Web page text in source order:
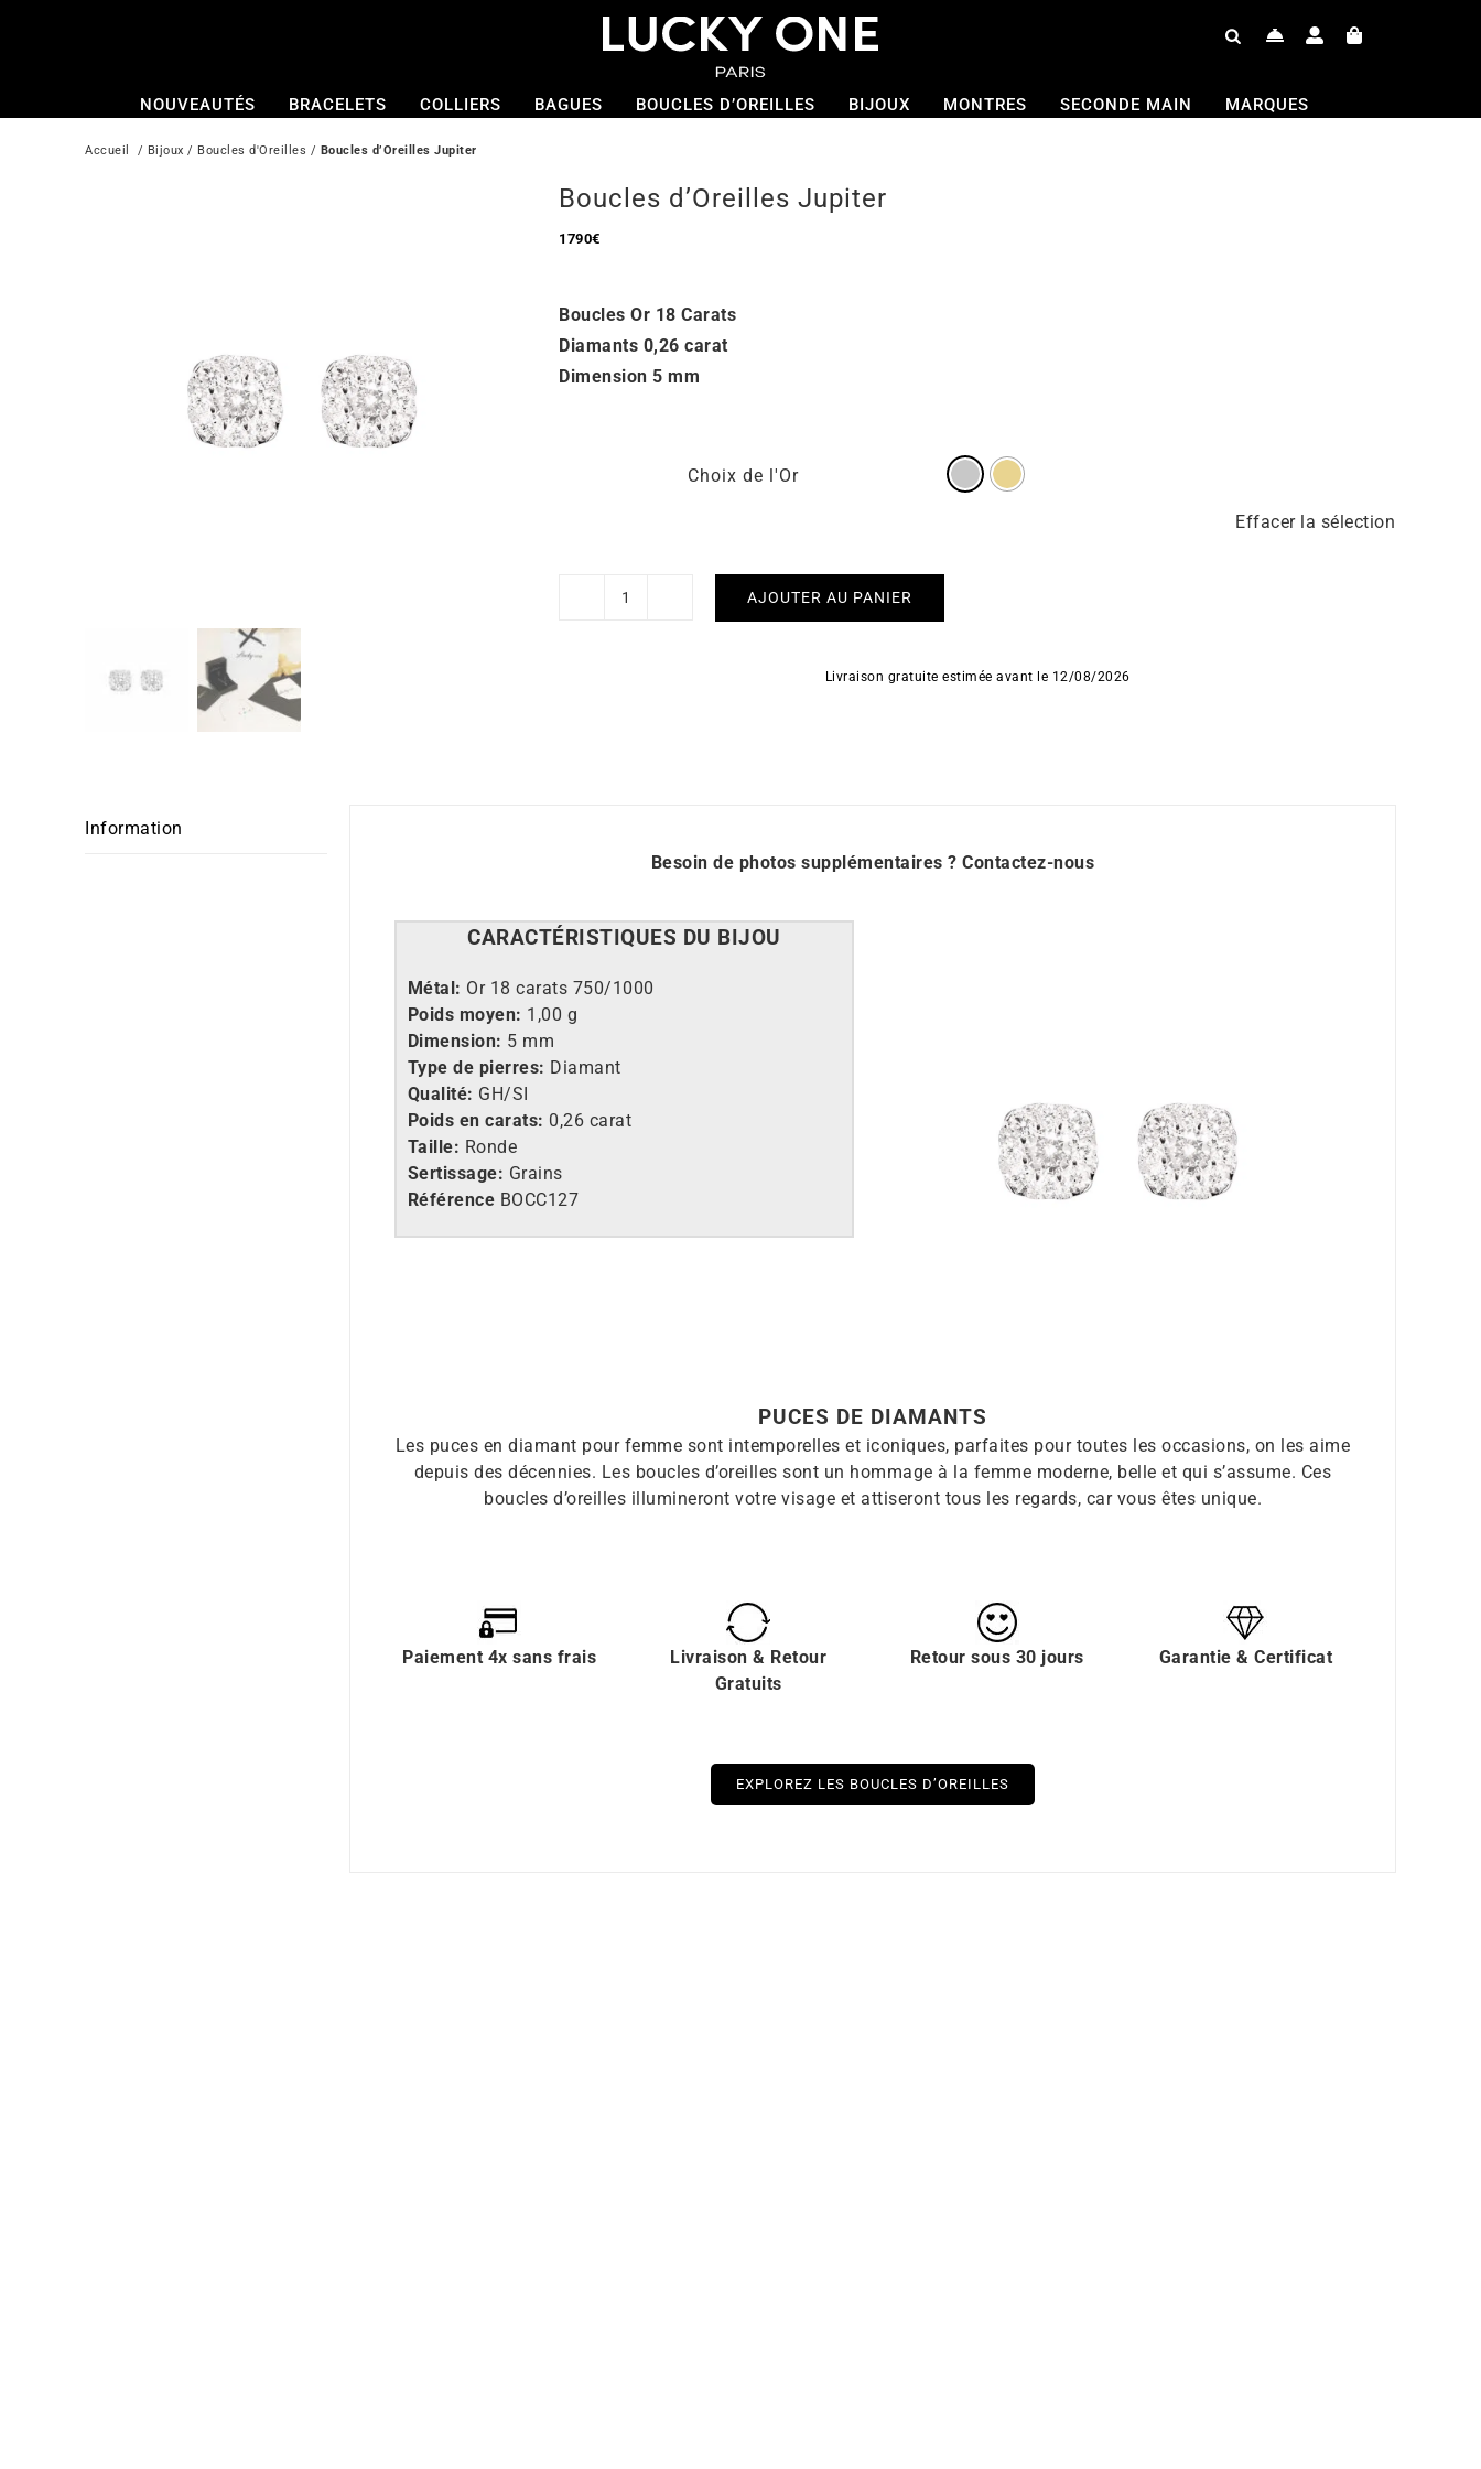
NOUVEAUTÉS BRACELETS COLLIERS BAGUES BOUCLES D’OREILLES BIJOUX MONTRES SECONDE MAIN MARQUES
Accueil
  /
Bijoux / Boucles d'Oreilles / Boucles d’Oreilles Jupiter
Boucles d’Oreilles Jupiter
1790€
Boucles Or 18 Carats
Diamants 0,26 carat
Dimension 5 mm
Choix de l'Or
Effacer la sélection
quantité
AJOUTER AU PANIER
Livraison gratuite estimée avant le 12/08/2026
Information
Besoin de photos supplémentaires ?Contactez-nous
CARACTÉ RISTIQUES DU BIJOU
Métal: Or 18 carats 750/1000
Poids moyen: 1,00 g
Dimension: 5 mm
Type de pierres: Diamant
Qualité: GH/SI
Poids en carats: 0,26 carat
Taille: Ronde
Sertissage: Grains
Référence BOCC127
PUCES DE DIAMANTS
Les puces en diamant pour femme sont intemporelles et iconiques, parfaites pour toutes les occasions, on les aime
depuis des décennies. Les boucles d’oreilles sont un hommage à la femme moderne, belle et qui s’assume. Ces
boucles d’oreilles illumineront votre visage et attiseront tous les regards, car vous êtes unique.
Paiement 4x sans frais
Livraison & Retour
Gratuits
Retour sous 30 jours Garantie & Certificat
EXPLOREZ LES BOUCLES D’OREILLES